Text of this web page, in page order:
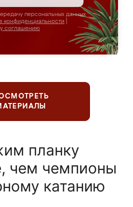
персональных данных
конфиденциальности
соглашению
планку
чем чемпионы
катанию